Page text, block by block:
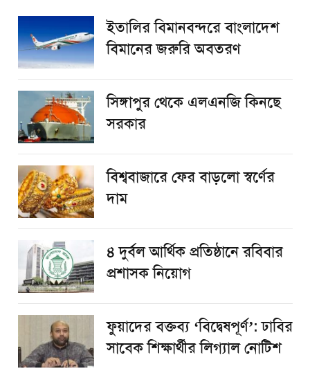
ইতালির বিমানবন্দরে বাংলাদেশ
বিমানের জরুরি অবতরণ
সিঙ্গাপুর থেকে এলএনজি কিনছে
সরকার
বিশ্ববাজারে ফের বাড়লো স্বর্ণের
দাম
৪ দুর্বল আর্থিক প্রতিষ্ঠানে রবিবার
প্রশাসক নিয়োগ
ফুয়াদের বক্তব্য ‘বিদ্বেষপূর্ণ’: ঢাবির
সাবেক শিক্ষার্থীর লিগ্যাল নোটিশ